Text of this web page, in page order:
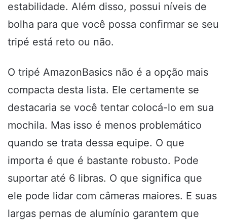
estabilidade. Além disso, possui níveis de
bolha para que você possa confirmar se seu
tripé está reto ou não.
O tripé AmazonBasics não é a opção mais
compacta desta lista. Ele certamente se
destacaria se você tentar colocá-lo em sua
mochila. Mas isso é menos problemático
quando se trata dessa equipe. O que
importa é que é bastante robusto. Pode
suportar até 6 libras. O que significa que
ele pode lidar com câmeras maiores. E suas
largas pernas de alumínio garantem que